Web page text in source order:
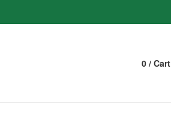
Cart /
0